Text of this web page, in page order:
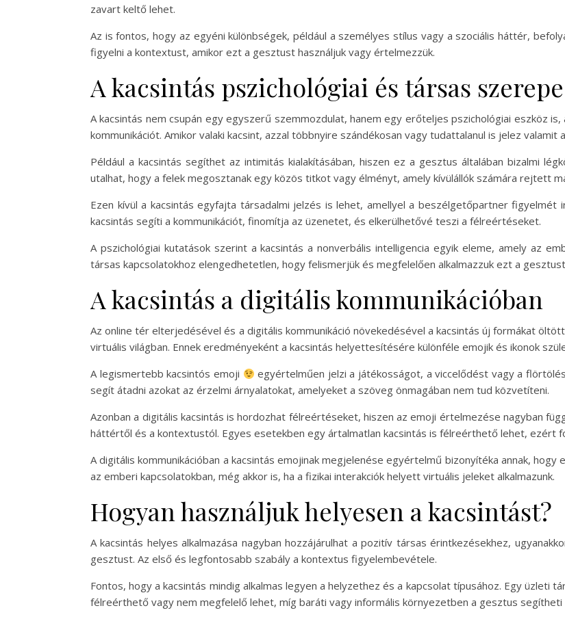
zavart keltő lehet.
Az is fontos, hogy az egyéni különbségek, például a személyes stílus vagy a szociális háttér,
figyelni a kontextust, amikor ezt a gesztust használjuk vagy értelmezzük.
A kacsintás pszichológiai és társas szerepe
A kacsintás nem csupán egy egyszerű szemmozdulat, hanem egy erőteljes pszichológiai eszköz
kommunikációt. Amikor valaki kacsint, azzal többnyire szándékosan vagy tudattalanul is jelez valamit
Például a kacsintás segíthet az intimitás kialakításában, hiszen ez a gesztus általában bizalmi
utalhat, hogy a felek megosztanak egy közös titkot vagy élményt, amely kívülállók számára rejtett
Ezen kívül a kacsintás egyfajta társadalmi jelzés is lehet, amellyel a beszélgetőpartner figyelmét
kacsintás segíti a kommunikációt, finomítja az üzenetet, és elkerülhetővé teszi a félreértéseket.
A pszichológiai kutatások szerint a kacsintás a nonverbális intelligencia egyik eleme, amely az
társas kapcsolatokhoz elengedhetetlen, hogy felismerjük és megfelelően alkalmazzuk ezt a
A kacsintás a digitális kommunikációban
Az online tér elterjedésével és a digitális kommunikáció növekedésével a kacsintás új formákat
virtuális világban. Ennek eredményeként a kacsintás helyettesítésére különféle emojik és ikonok
A legismertebb kacsintós emoji
egyértelműen jelzi a játékosságot, a viccelődést vagy a
segít átadni azokat az érzelmi árnyalatokat, amelyeket a szöveg önmagában nem tud közvetíteni.
Azonban a digitális kacsintás is hordozhat félreértéseket, hiszen az emoji értelmezése nagyban
háttértől és a kontextustól. Egyes esetekben egy ártalmatlan kacsintás is félreérthető lehet, ezért
A digitális kommunikációban a kacsintás emojinak megjelenése egyértelmű bizonyítéka annak,
az emberi kapcsolatokban, még akkor is, ha a fizikai interakciók helyett virtuális jeleket alkalmazunk.
Hogyan használjuk helyesen a kacsintást?
A kacsintás helyes alkalmazása nagyban hozzájárulhat a pozitív társas érintkezésekhez,
gesztust. Az első és legfontosabb szabály a kontextus figyelembevétele.
Fontos, hogy a kacsintás mindig alkalmas legyen a helyzethez és a kapcsolat típusához. Egy üzleti
félreérthető vagy nem megfelelő lehet, míg baráti vagy informális környezetben a gesztus segítheti